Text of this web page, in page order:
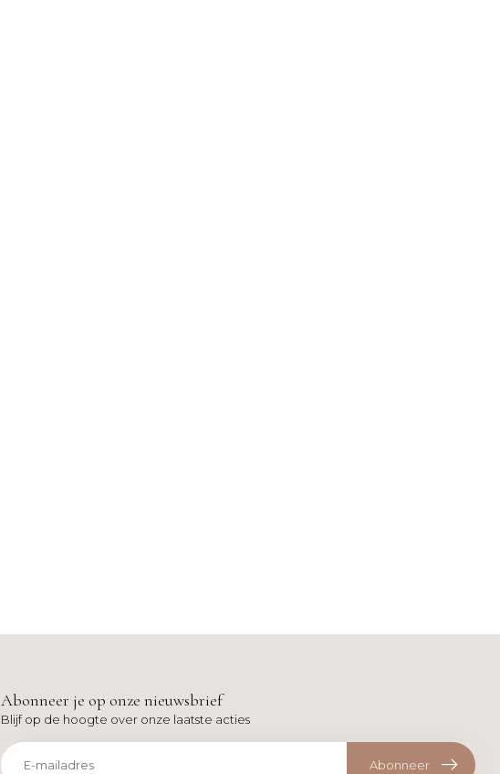
Abonneer je op onze nieuwsbrief
Blijf op de hoogte over onze laatste acties
Abonneer